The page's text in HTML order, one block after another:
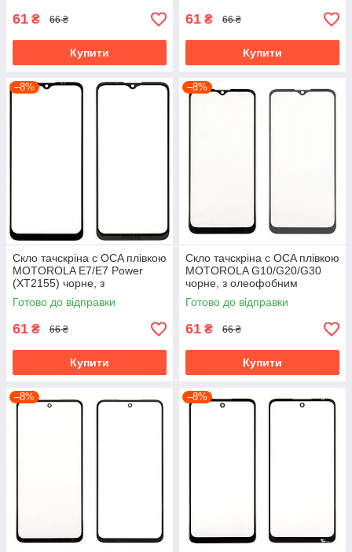
61 ₴ 66 ₴
Купити
61 ₴ 66 ₴
Купити
–8%
Скло тачскріна c OCA плівкою
MOTOROLA E7/E7 Power
(XT2155) чорне, з
олеофобним покриттям,
загартоване
Готово до відправки
61 ₴ 66 ₴
Купити
–8%
Скло тачскріна c OCA плівкою
MOTOROLA G10/G20/G30
чорне, з олеофобним
покриттям, загартоване
Готово до відправки
61 ₴ 66 ₴
Купити
–8% –8%